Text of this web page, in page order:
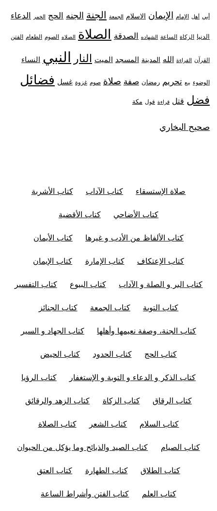
أبي أهل الإمام الإيمان الاسلام الجمعة الجنة الجنه الحج الخمر الدعاء
الدنيا الزكاة الساعة الشهاده الصدقة الصلاة الصلاه الصوم الطعام الفتن
القرآن القراءة الله المدينة المسجد الميت النار النبي النساء
الوضوء بيع تحريم رمضان صفة صلاة صوم غزوة غسل فضائل
فضل قتل قراءة قول مكة
صحيح البخاري
صلاة الإستسقاء كتاب الآداب كتاب الأشربة
كتاب الأضاحي كتاب الأقضية
كتاب الألفاظ من الأدب و غيرها كتاب الأيمان
كتاب الإعتكاف كتاب الإمارة كتاب الإيمان
كتاب البر و الصلة و الآداب كتاب البيوع كتاب التفسير
كتاب التوبة كتاب الجمعة كتاب الجنائز
كتاب الجنة، وصفة نعيمها وأهلها كتاب الجهاد و السير
كتاب الحج كتاب الحدود كتاب الحيض
كتاب الذكر و الدعاء و التوبة و الإستغفار كتاب الرؤيا
كتاب الرقاق كتاب الزكاة كتاب الزهد والرقائق
كتاب السلام كتاب الشعر كتاب الصلاة
كتاب الصيام كتاب الصيد والذبائح وما يؤكل من الحيوان
كتاب الطلاق كتاب الطهارة كتاب العتق
كتاب العلم كتاب الفتن وأشراط الساعة